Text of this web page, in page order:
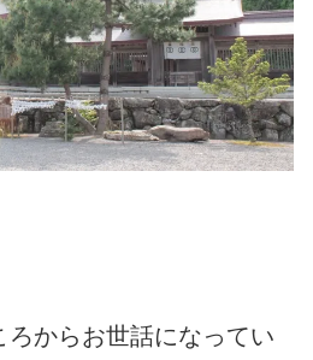
ろからお世話になってい